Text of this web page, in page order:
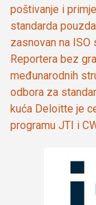
poštivanje i
standarda
zasnovan na ISO
Reportera bez
međunarodnih
odbora za
kuća Deloitte je
programu JTI i